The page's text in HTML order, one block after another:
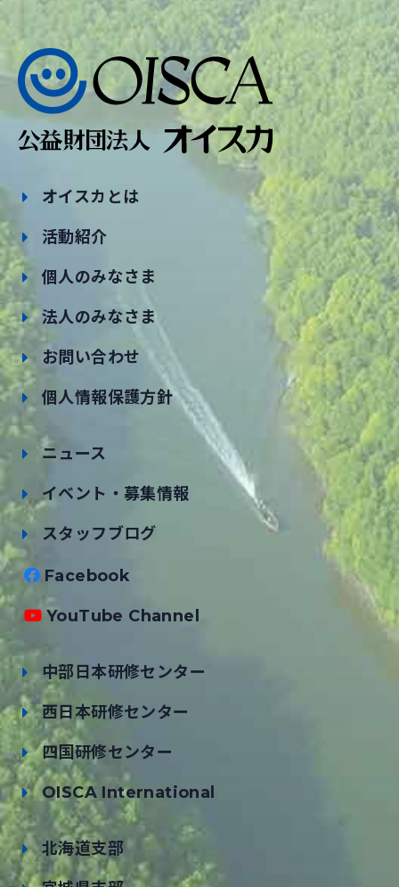
オイスカとは
活動紹介
個人のみなさま
法人のみなさま
お問い合わせ
個人情報保護方針
ニュース
イベント・募集情報
スタッフブログ
Facebook
YouTube Channel
中部日本研修センター
西日本研修センター
四国研修センター
OISCA International
北海道支部